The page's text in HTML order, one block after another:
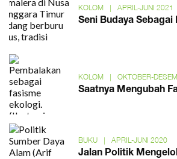
KOLOM | APRIL-JUNI 2021
Seni Budaya Sebagai
KOLOM | OKTOBER-
Saatnya Mengubah
BUKU | APRIL-JUNI 2020
Jalan Politik